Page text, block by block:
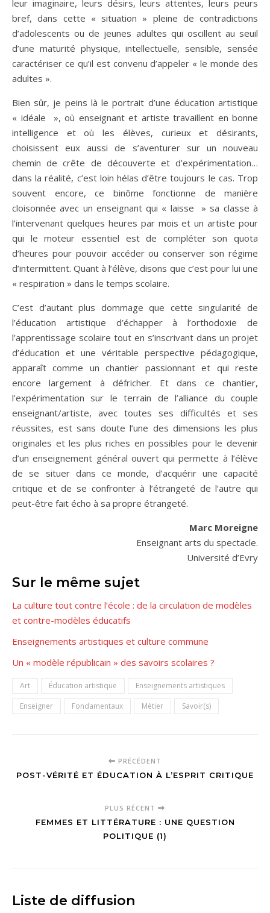
leur imaginaire, leurs désirs, leurs attentes, leurs peurs
bref, dans cette « situation » pleine de contradictions
d’adolescents ou de jeunes adultes qui oscillent au seuil
d’une maturité physique, intellectuelle, sensible, sensée
caractériser ce qu’il est convenu d’appeler « le monde des
adultes ».
Bien sûr, je peins là le portrait d’une éducation artistique
« idéale », où enseignant et artiste travaillent en bonne
intelligence et où les élèves, curieux et désirants,
choisissent eux aussi de s’aventurer sur un nouveau
chemin de crête de découverte et d’expérimentation…
dans la réalité, c’est loin hélas d’être toujours le cas. Trop
souvent encore, ce binôme fonctionne de manière
cloisonnée avec un enseignant qui « laisse » sa classe à
l’intervenant quelques heures par mois et un artiste pour
qui le moteur essentiel est de compléter son quota
d’heures pour pouvoir accéder ou conserver son régime
d’intermittent. Quant à l’élève, disons que c’est pour lui une
« respiration » dans le temps scolaire.
C’est d’autant plus dommage que cette singularité de
l’éducation artistique d’échapper à l’orthodoxie de
l’apprentissage scolaire tout en s’inscrivant dans un projet
d’éducation et une véritable perspective pédagogique,
apparaît comme un chantier passionnant et qui reste
encore largement à défricher. Et dans ce chantier,
l’expérimentation sur le terrain de l’alliance du couple
enseignant/artiste, avec toutes ses difficultés et ses
réussites, est sans doute l’une des dimensions les plus
originales et les plus riches en possibles pour le devenir
d’un enseignement général ouvert qui permette à l’élève
de se situer dans ce monde, d’acquérir une capacité
critique et de se confronter à l’étrangeté de l’autre qui
peut-être fait écho à sa propre étrangeté.
Marc Moreigne
Enseignant arts du spectacle.
Université d’Evry
Sur le même sujet
La culture tout contre l’école : de la circulation de modèles
et contre-modèles éducatifs
Enseignements artistiques et culture commune
Un « modèle républicain » des savoirs scolaires ?
Art Éducation artistique
Enseignements artistiques
Enseigner
Fondamentaux Métier Savoir(s)
PRÉCÉDENT
POST-VÉRITÉ ET ÉDUCATION À L’ESPRIT CRITIQUE
PLUS RÉCENT
FEMMES ET LITTÉRATURE : UNE QUESTION
POLITIQUE (1)
Liste de diffusion